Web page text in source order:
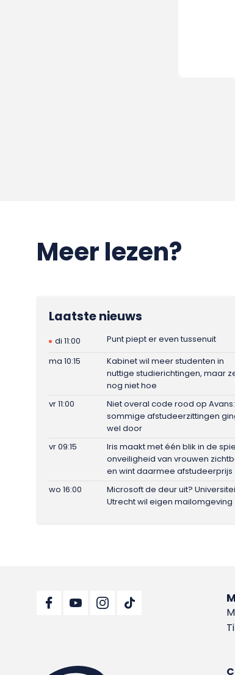
Meer lezen?
Laatste nieuws
di 11:00
Punt piept er even tussenuit
ma 10:15
Kabinet wil meer studenten in
nuttige studierichtingen, maar
nog niet hoe
vr 11:00
Niet overal code rood op Avans:
sommige afstudeerzittingen
wel door
vr 09:15
Iris maakt met één blik in de
onveiligheid van vrouwen
en wint daarmee afstudeerprijs
wo 16:00
Microsoft de deur uit?
Utrecht wil eigen mailomgeving